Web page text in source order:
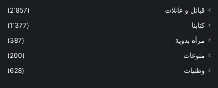
قبائل و عائلات
(2٬857)
كتابنا
(1٬377)
مرأه بدوية
(387)
منوعات
(200)
وطنيات
(628)